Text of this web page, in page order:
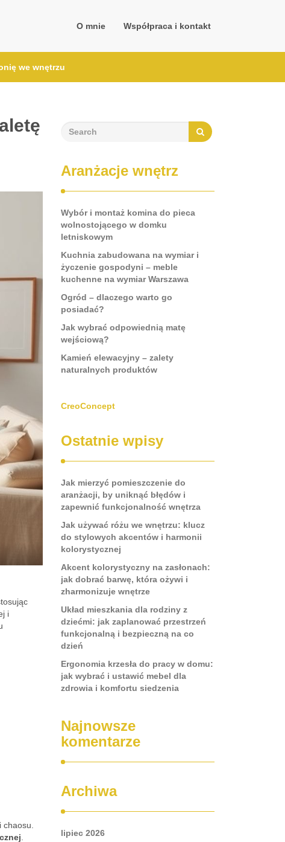
O mnie Współpraca i kontakt
we wnętrzu
i
i chaosu.
Aranżacje wnętrz
Wybór i montaż komina do pieca
wolnostojącego w domku
letniskowym
Kuchnia zabudowana na wymiar i
życzenie gospodyni – meble
kuchenne na wymiar Warszawa
Ogród – dlaczego warto go
posiadać?
Jak wybrać odpowiednią matę
wejściową?
Kamień elewacyjny – zalety
naturalnych produktów
CreoConcept
Ostatnie wpisy
Jak mierzyć pomieszczenie do
aranżacji, by uniknąć błędów i
zapewnić funkcjonalność wnętrza
Jak używać różu we wnętrzu: klucz
do stylowych akcentów i harmonii
kolorystycznej
Akcent kolorystyczny na zasłonach:
jak dobrać barwę, która ożywi i
zharmonizuje wnętrze
Układ mieszkania dla rodziny z
dziećmi: jak zaplanować przestrzeń
funkcjonalną i bezpieczną na co
dzień
Ergonomia krzesła do pracy w domu:
jak wybrać i ustawić mebel dla
zdrowia i komfortu siedzenia
Najnowsze
komentarze
Archiwa
lipiec 2026